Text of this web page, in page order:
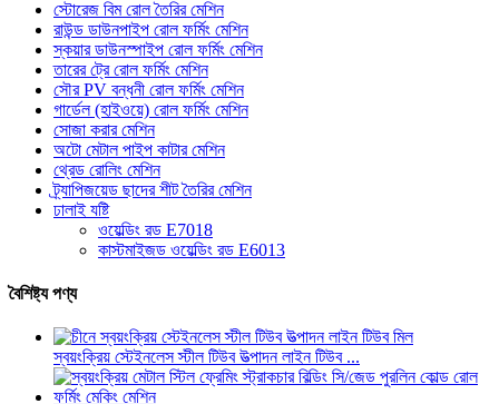
স্টোরেজ বিম রোল তৈরির মেশিন
রাউন্ড ডাউনপাইপ রোল ফর্মিং মেশিন
স্কয়ার ডাউনস্পাইপ রোল ফর্মিং মেশিন
তারের ট্রে রোল ফর্মিং মেশিন
সৌর PV বন্ধনী রোল ফর্মিং মেশিন
গার্ডেল (হাইওয়ে) রোল ফর্মিং মেশিন
সোজা করার মেশিন
অটো মেটাল পাইপ কাটার মেশিন
থ্রেড রোলিং মেশিন
ট্র্যাপিজয়েড ছাদের শীট তৈরির মেশিন
ঢালাই যষ্টি
ওয়েল্ডিং রড E7018
কাস্টমাইজড ওয়েল্ডিং রড E6013
বৈশিষ্ট্য পণ্য
স্বয়ংক্রিয় স্টেইনলেস স্টীল টিউব উত্পাদন লাইন টিউব ...